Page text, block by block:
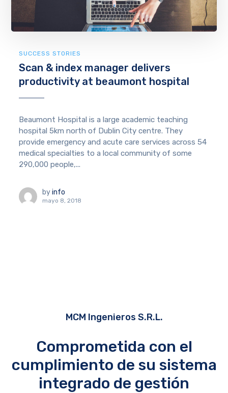
SUCCESS STORIES
Scan & index manager delivers
productivity at beaumont hospital
Beaumont Hospital is a large academic teaching
hospital 5km north of Dublin City centre. They
provide emergency and acute care services across 54
medical specialties to a local community of some
290,000 people,...
by info
mayo 8, 2018
MCM Ingenieros S.R.L.
Comprometida con el
cumplimiento de su sistema
integrado de gestión